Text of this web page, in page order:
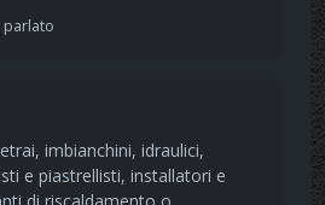
parlato
imbianchini, idraulici,
e piastrellisti, installatori e